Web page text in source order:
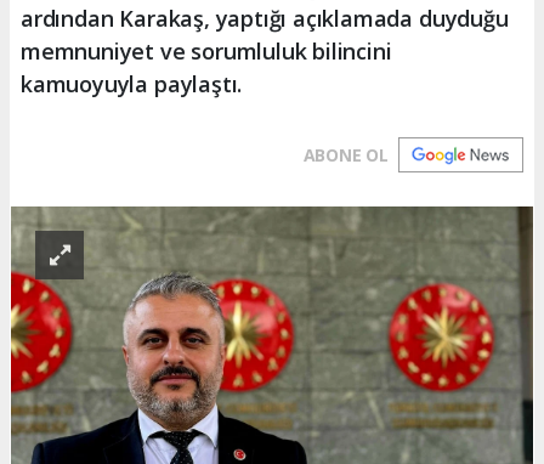
ardından Karakaş, yaptığı açıklamada duyduğu
memnuniyet ve sorumluluk bilincini
kamuoyuyla paylaştı.
ABONE OL